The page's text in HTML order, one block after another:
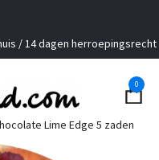
/ 14 dagen herroepingsrecht
0
Lime Edge 5 zaden